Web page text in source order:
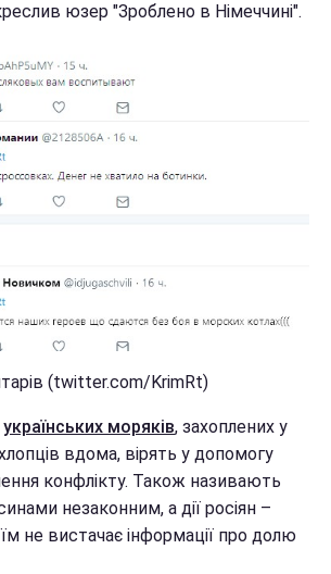
юзер "Зроблено в Німеччині".
(twitter.com/KrimRt)
українських моряків, захоплених у
вдома, вірять у допомогу
конфлікту. Також називають
незаконним, а дії росіян –
не вистачає інформації про долю